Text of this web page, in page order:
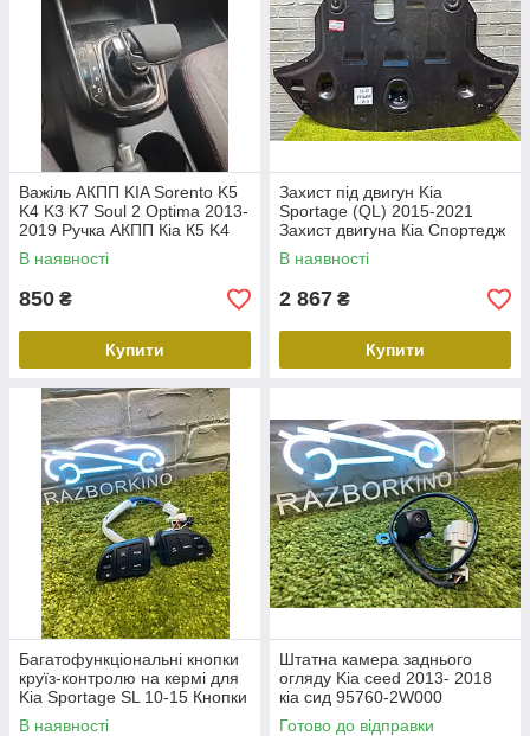
Важіль АКПП KIA Sorento K5
K4 K3 K7 Soul 2 Optima 2013-
2019 Ручка АКПП Кіа К5 K4
K3 K7 Соул 2 Оптима
В наявності
850 ₴
Купити
Захист під двигун Kia
Sportage (QL) 2015-2021
Захист двигуна Кіа Спортедж
(Кюл) 41X13451T
В наявності
2 867 ₴
Купити
Багатофункціональні кнопки
круїз-контролю на кермі для
Kia Sportage SL 10-15 Кнопки
мультимедіа Кіа Спортедж
В наявності
Штатна камера заднього
огляду Kia ceed 2013- 2018
кіа сид 95760-2W000
957602W000 95760A2100
Готово до відправки